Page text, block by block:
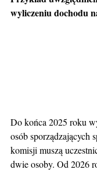
wyliczeniu dochodu
Do końca 2025 roku
osób sporządzających
komisji muszą
dwie osoby. Od 2026